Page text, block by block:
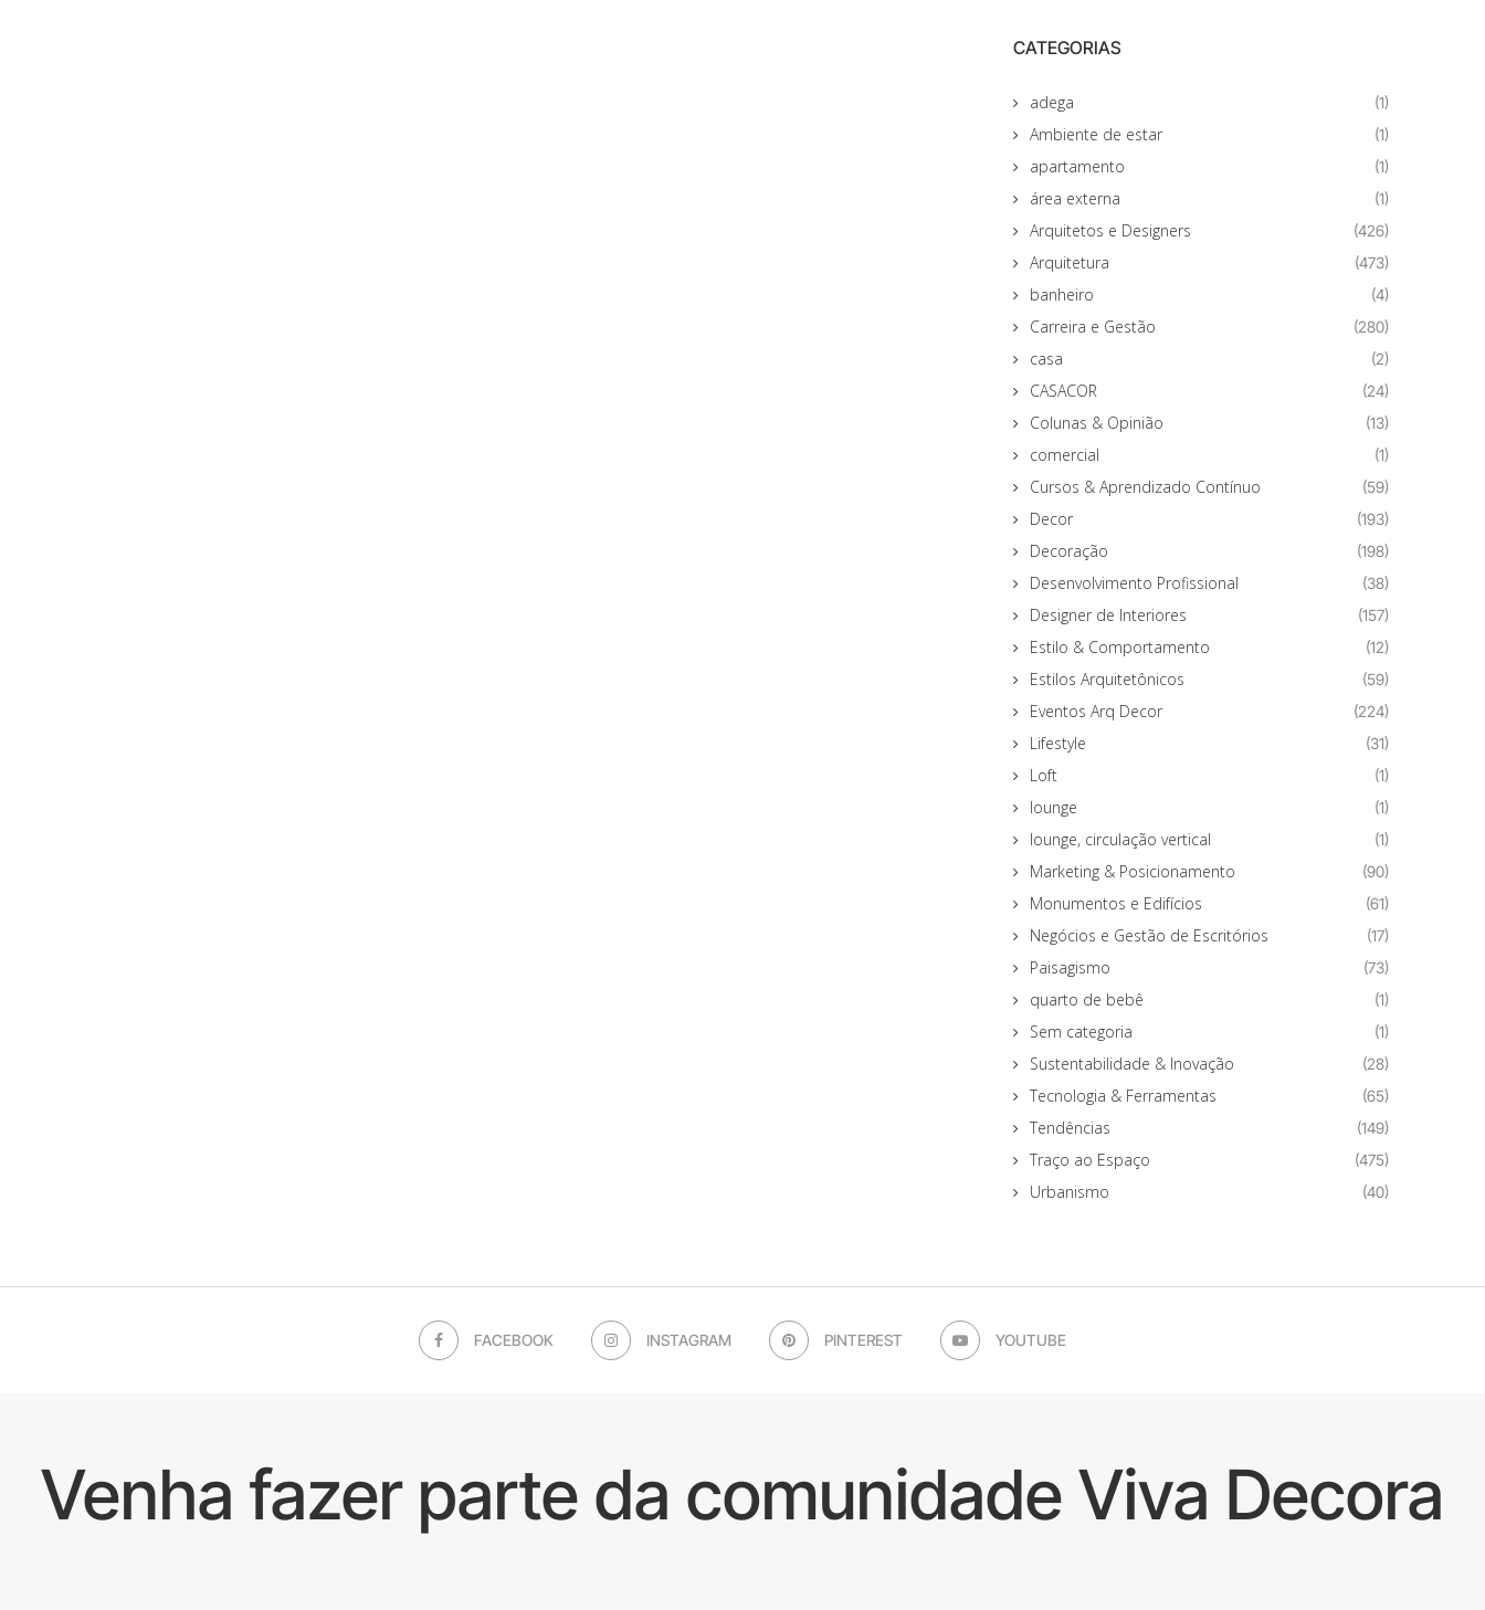
CATEGORIAS
adega (1)
Ambiente de estar (1)
apartamento (1)
área externa (1)
Arquitetos e Designers (426)
Arquitetura (473)
banheiro (4)
Carreira e Gestão (280)
casa (2)
CASACOR (24)
Colunas & Opinião (13)
comercial (1)
Cursos & Aprendizado Contínuo (59)
Decor (193)
Decoração (198)
Desenvolvimento Profissional (38)
Designer de Interiores (157)
Estilo & Comportamento (12)
Estilos Arquitetônicos (59)
Eventos Arq Decor (224)
Lifestyle (31)
Loft (1)
lounge (1)
lounge, circulação vertical (1)
Marketing & Posicionamento (90)
Monumentos e Edifícios (61)
Negócios e Gestão de Escritórios (17)
Paisagismo (73)
quarto de bebê (1)
Sem categoria (1)
Sustentabilidade & Inovação (28)
Tecnologia & Ferramentas (65)
Tendências (149)
Traço ao Espaço (475)
Urbanismo (40)
FACEBOOK INSTAGRAM PINTEREST YOUTUBE
Venha fazer parte da comunidade Viva Decora